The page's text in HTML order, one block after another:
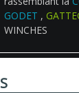
GODET ,
WINCHES